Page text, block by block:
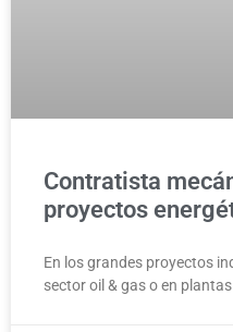
Contratista
proyectos
En los grandes proyectos
sector oil & gas o en